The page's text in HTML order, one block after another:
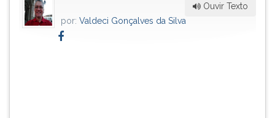
relação
conteúdo
principal
Ouvir Texto
por: Valdeci Gonçalves da Silva